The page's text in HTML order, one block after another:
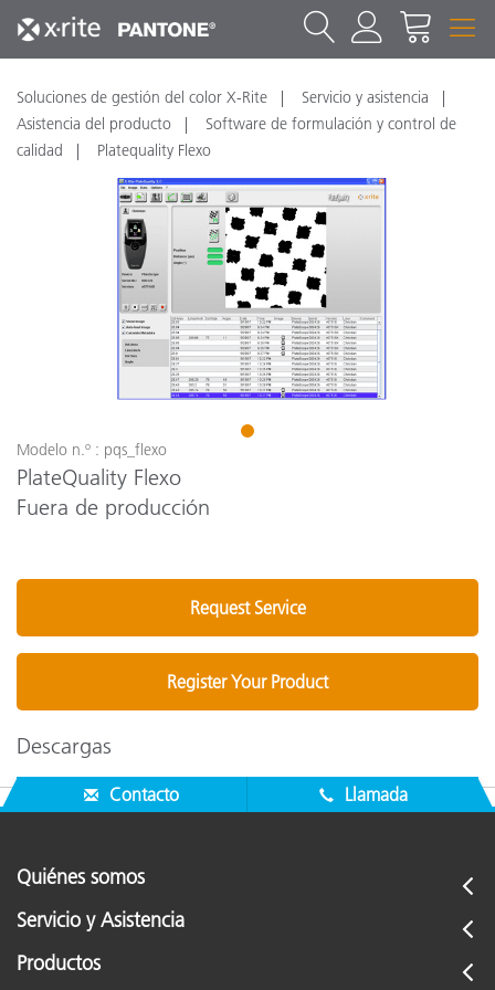
Soluciones de gestión del color X-Rite
Servicio y asistencia
Asistencia del producto
Software de formulación y control de
calidad
Platequality Flexo
1
Modelo n.º : pqs_flexo
PlateQuality Flexo
Fuera de producción
Request Service
Register Your Product
Descargas
Contacto Llamada
Quiénes somos
Servicio y Asistencia
Productos